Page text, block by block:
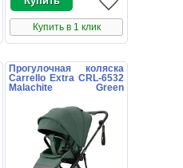
Купить в 1 клик
Прогулочная коляска
Carrello Extra CRL-6532
Malachite Green